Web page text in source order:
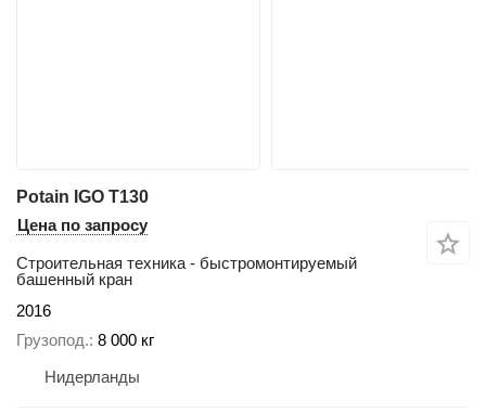
Potain IGO T130
Цена по запросу
Строительная техника - быстромонтируемый
башенный кран
2016
Грузопод. 8 000 кг
Нидерланды